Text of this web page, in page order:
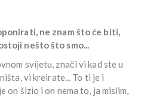
ne znam što će biti,
nešto što smo...
svijetu, znači vi kad ste u
vi kreirate... To ti je i
on šizio i on nema to, ja mislim,